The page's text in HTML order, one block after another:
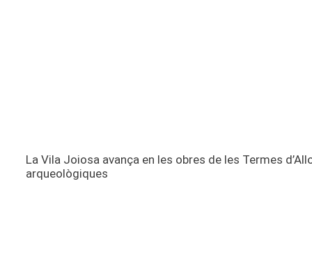
La Vila Joiosa avança en les obres de les Termes
arqueològiques